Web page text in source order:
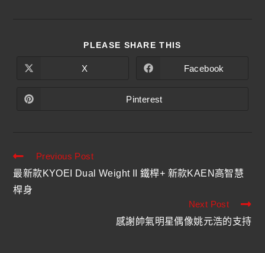
PLEASE SHARE THIS
X Facebook
Pinterest
Previous Post
最新款KYOEI Dual Weight II 鐵桿+ 新款KAEN高智慧
桿身
Next Post
感謝帥氣明星偶像姚元浩的支持